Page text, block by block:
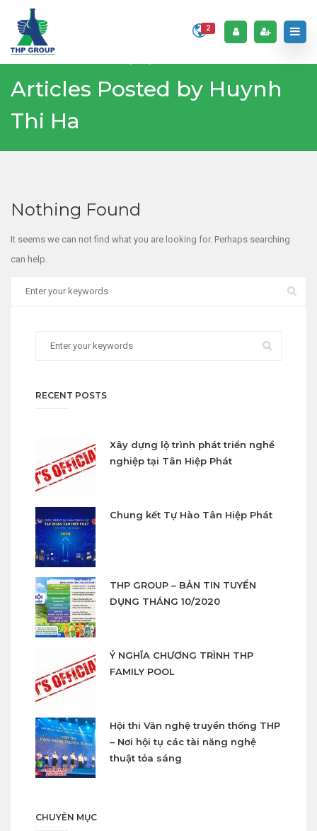
2
Articles Posted by Huynh
Thi Ha
Nothing Found
It seems we can not find what you are looking for. Perhaps searching
can help.
RECENT POSTS
Xây dựng lộ trình phát triển nghề
nghiệp tại Tân Hiệp Phát
Chung kết Tự Hào Tân Hiệp Phát
THP GROUP – BẢN TIN TUYỂN
DỤNG THÁNG 10/2020
Ý NGHĨA CHƯƠNG TRÌNH THP
FAMILY POOL
Hội thi Văn nghệ truyền thống THP
– Nơi hội tụ các tài năng nghệ
thuật tỏa sáng
CHUYÊN MỤC